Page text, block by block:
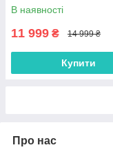
В наявності
11 999 ₴ 14 999 ₴
Купити
Про нас